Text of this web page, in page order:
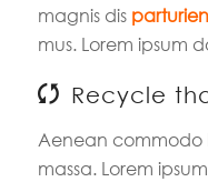
magnis dis
mus. Lorem ipsum
Recycle
Aenean commodo
massa. Lorem